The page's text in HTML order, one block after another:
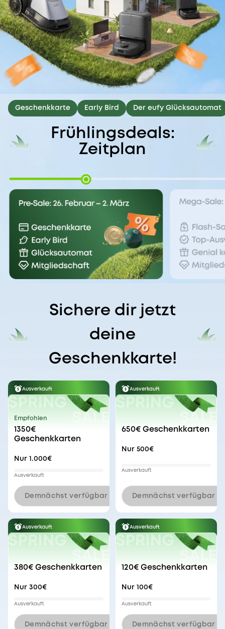
Geschenkkarte Early Bird Der eufy Glücksautomat
Frühlingsdeals:
Zeitplan
Sichere dir jetzt
deine
Geschenkkarte!
Ausverkauft
Empfohlen
1350€
Geschenkkarten
Nur 1.000€
Ausverkauft
Demnächst verfügbar
Ausverkauft
650€ Geschenkkarten
Nur 500€
Ausverkauft
Demnächst verfügbar
Ausverkauft
380€ Geschenkkarten
Nur 300€
Ausverkauft
Demnächst verfügbar
Ausverkauft
120€ Geschenkkarten
Nur 100€
Ausverkauft
Demnächst verfügbar